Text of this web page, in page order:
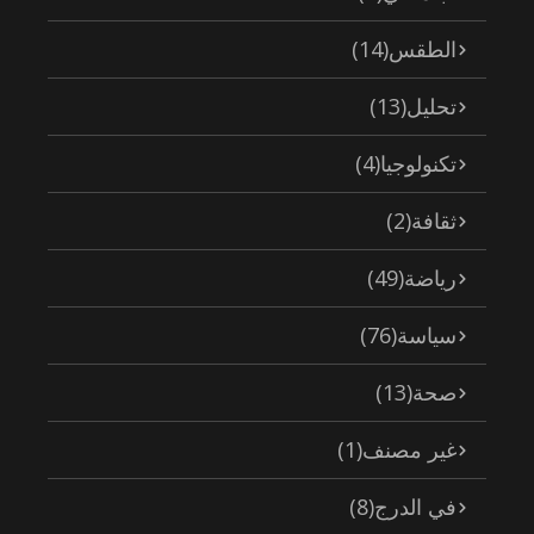
الطقس(14)
تحليل(13)
تكنولوجيا(4)
ثقافة(2)
رياضة(49)
سياسة(76)
صحة(13)
غير مصنف(1)
في الدرج(8)